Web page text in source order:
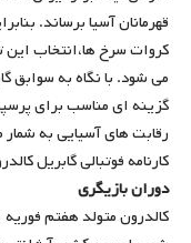
قهرمانان آسیا برساند.
کروات سرخ ها،انتخاب
می شود. با نگاه به سوابق
گزینه ای مناسب برای
رقابت های آسیایی به
کارنامه فوتبالی گابریل
دوران بازیگری